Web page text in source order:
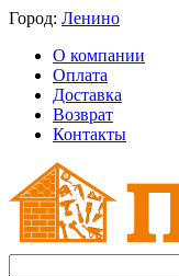
Город: Ленино
О компании
Оплата
Доставка
Возврат
Контакты